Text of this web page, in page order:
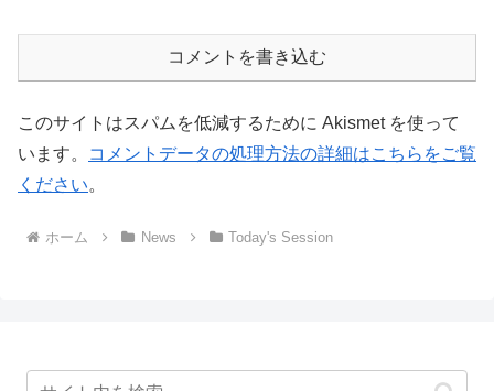
コメントを書き込む
このサイトはスパムを低減するために Akismet を使って
います。
コメントデータの処理方法の詳細はこちらをご覧
ください。
ホーム News Today's Session